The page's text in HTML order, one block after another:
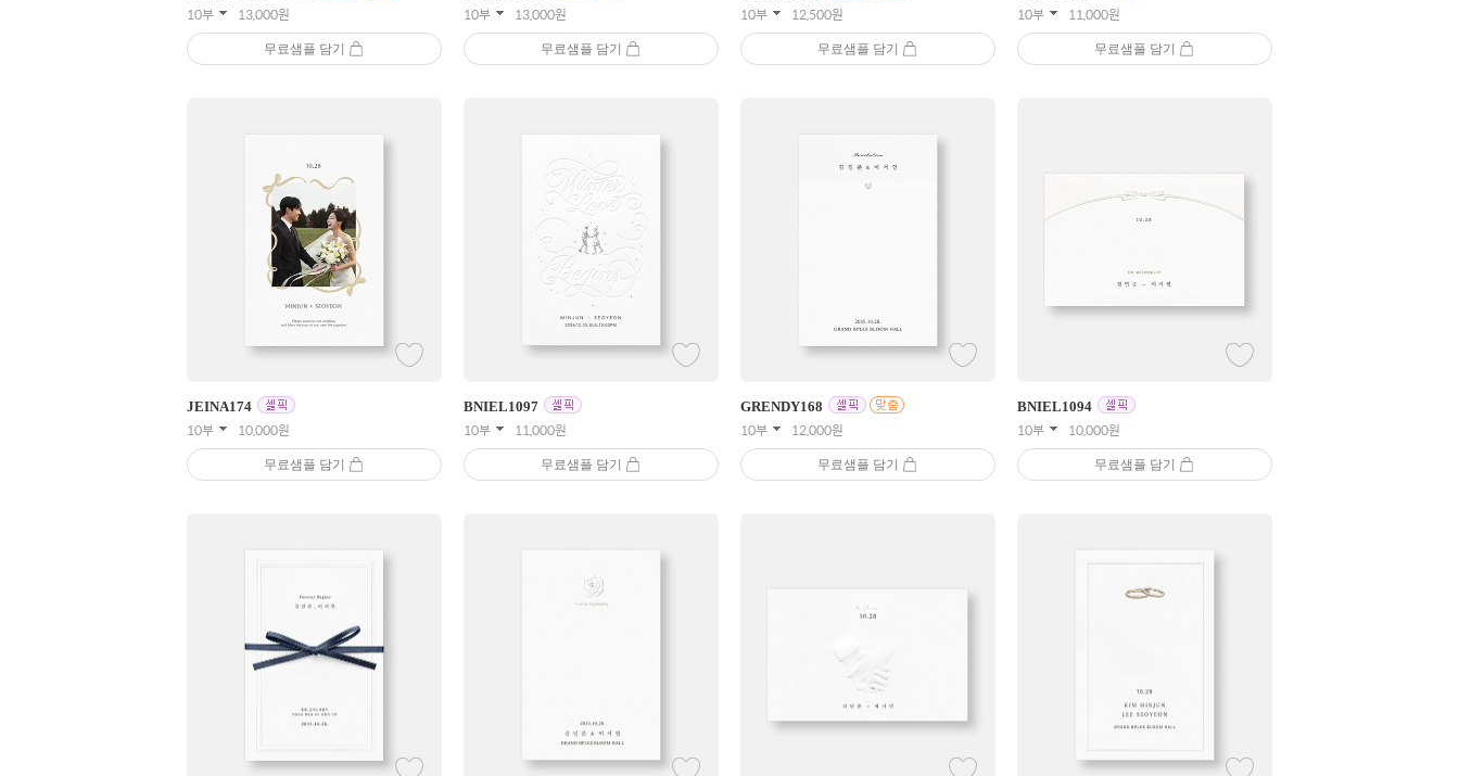
10부 13,000원
무료샘플 담기
10부 13,000원
무료샘플 담기
10부 12,500원
무료샘플 담기
10부 11,000원
무료샘플 담기
JEINA174
10부 10,000원
무료샘플 담기
BNIEL1097
10부 11,000원
무료샘플 담기
GRENDY168
10부 12,000원
무료샘플 담기
BNIEL1094
10부 10,000원
무료샘플 담기